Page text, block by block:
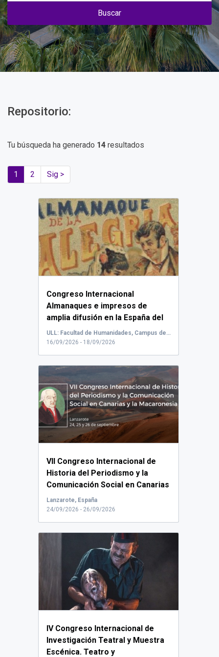
Buscar
Repositorio:
Tu búsqueda ha generado 14 resultados
1 2 Sig >
Congreso Internacional
Almanaques e impresos de
amplia difusión en la España del
«largo siglo XIX». Enc...
ULL: Facultad de Humanidades, Campus de Guajara, La Laguna, España
16/09/2026 - 18/09/2026
VII Congreso Internacional de
Historia del Periodismo y la
Comunicación Social en Canarias
y la Macaronesia.
Lanzarote, España
24/09/2026 - 26/09/2026
IV Congreso Internacional de
Investigación Teatral y Muestra
Escénica. Teatro y